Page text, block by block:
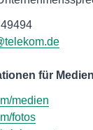
für
medien
fotos